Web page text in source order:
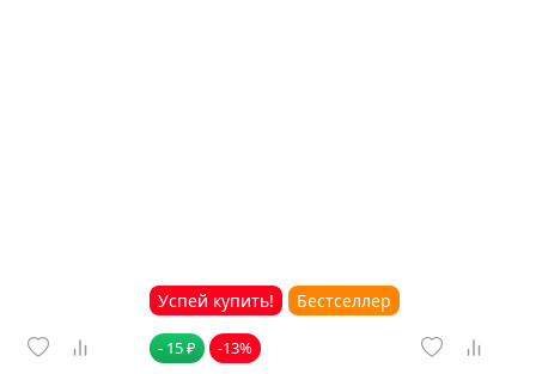
Успей купить! Бестселлер
- 15 ₽ -13%